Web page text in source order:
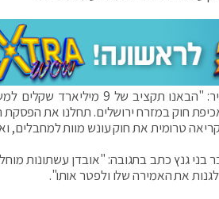
בנוסף אמר בן גביר:
חוק במזרח ירושלים. תחלנו את
טרומית את חוק עונש מוות למחבלים,
בני גנץ כתב בתגובה: "אובדן עשתונות
את האמירה שלו ולפטר אותו".